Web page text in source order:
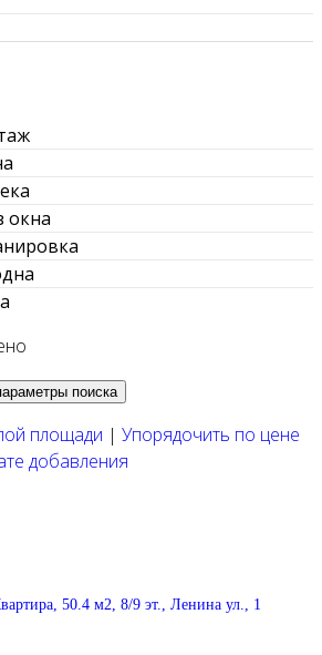
окна
площади | Упорядочить по цене
добавления
50.4 м2, 8/9 эт., Ленина ул., 1